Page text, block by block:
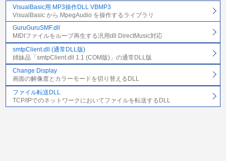
VisualBasic用 MP3操作DLL VBMP3
VisualBasic から MpegAudio を操作するライブラリ
GuruGuruSMF.dll
MIDIファイルをループ再生する汎用dll DirectMusic対応
smtpClient.dll (通常DLL版)
姉妹品「smtpClient.dll 1.1 (COM版)」の通常DLL版
Change Display
画面の解像度とカラーモードを切り替えるDLL
ファイル転送DLL
TCP/IPでのネットワークにおいてファイルを転送するDLL